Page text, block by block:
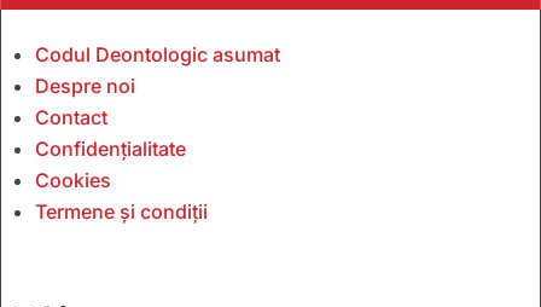
Codul Deontologic asumat
Despre noi
Contact
Confidențialitate
Cookies
Termene și condiții